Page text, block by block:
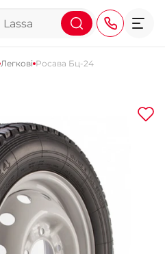
+38 (050) 911-911-4
+38 (067) 113-44-44
+38 (095) 276-44-44
+38 (067) 911-14-14
- на Щепкіна
+38 (098) 911-911-0
- на Тополі
Легкові Росава Бц-24